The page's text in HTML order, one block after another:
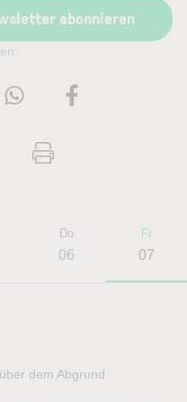
abonnieren
Do
06
Fr
07
dem Abgrund